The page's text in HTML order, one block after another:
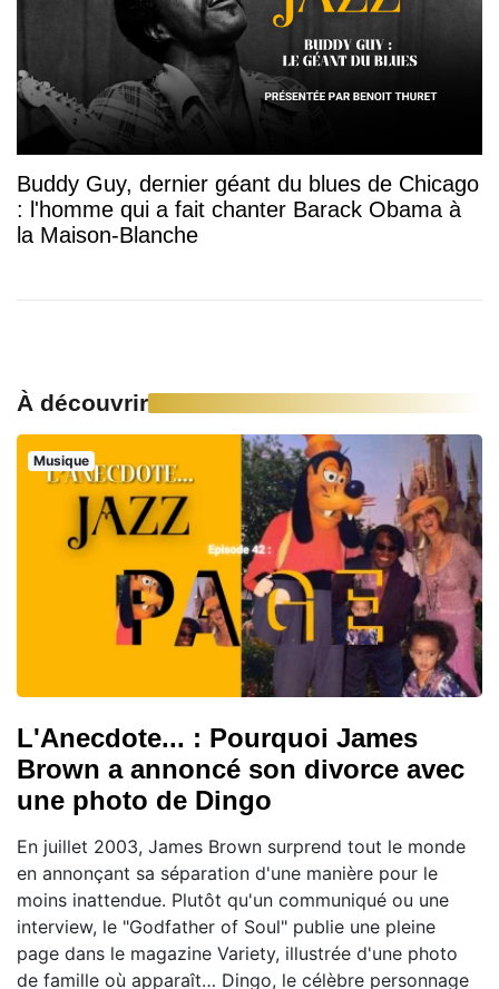
Buddy Guy, dernier géant du blues de Chicago
: l'homme qui a fait chanter Barack Obama à
la Maison-Blanche
À découvrir
Musique
L'Anecdote... : Pourquoi James
Brown a annoncé son divorce avec
une photo de Dingo
En juillet 2003, James Brown surprend tout le monde
en annonçant sa séparation d'une manière pour le
moins inattendue. Plutôt qu'un communiqué ou une
interview, le "Godfather of Soul" publie une pleine
page dans le magazine Variety, illustrée d'une photo
de famille où apparaît… Dingo, le célèbre personnage